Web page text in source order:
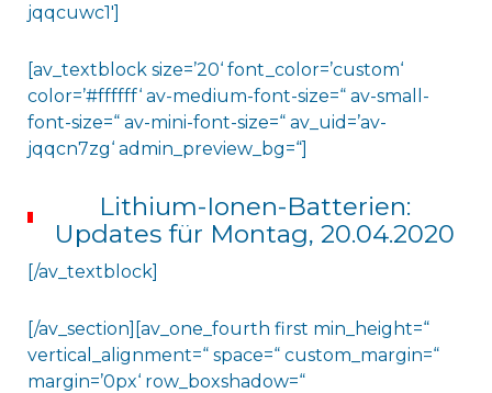
jqqcuwc1′]
[av_textblock size=’20‘ font_color=’custom‘
color=’#ffffff‘ av-medium-font-size=“ av-small-
font-size=“ av-mini-font-size=“ av_uid=’av-
jqqcn7zg‘ admin_preview_bg=“]
Lithium-Ionen-Batterien:
Updates für Montag, 20.04.2020
[/av_textblock]
[/av_section][av_one_fourth first min_height=“
vertical_alignment=“ space=“ custom_margin=“
margin=’0px‘ row_boxshadow=“